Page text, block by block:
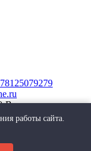
В
работы сайта.